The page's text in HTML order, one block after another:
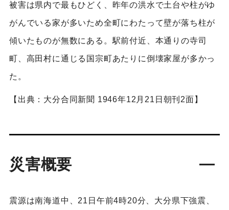
被害は県内で最もひどく、昨年の洪水で土台や柱がゆ
がんでいる家が多いため全町にわたって壁が落ち柱が
傾いたものが無数にある。駅前付近、本通りの寺司
町、高田村に通じる国宗町あたりに倒壊家屋が多かっ
た。
【出典：大分合同新聞 1946年12月21日朝刊2面】
災害概要
震源は南海道中、21日午前4時20分、大分県下強震、